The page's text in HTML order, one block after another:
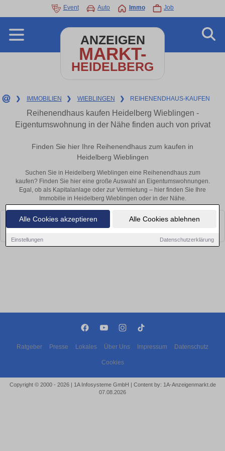
Alle Cookies akzeptieren Alle Cookies ablehnen
Einstellungen Datenschutzerklärung
Event Auto Immo Job
ANZEIGEN
MARKT-
HEIDELBERG
❯ IMMOBILIEN ❯ WIEBLINGEN ❯ REIHENENDHAUS-KAUFEN
Reihenendhaus kaufen Heidelberg Wieblingen -
Eigentumswohnung in der Nähe finden auch von privat
Finden Sie hier Ihre Reihenendhaus zum kaufen in
Heidelberg Wieblingen
Suchen Sie in Heidelberg Wieblingen eine Reihenendhaus zum
kaufen? Finden Sie hier eine große Auswahl an Eigentumswohnungen.
Egal, ob als Kapitalanlage oder zur Vermietung – hier finden Sie Ihre
Immobilie in Heidelberg Wieblingen oder in der Nähe.
Leider konnten wir derzeit keine passenden Objekte finden. Schauen Sie
bald wieder vorbei!
Ratgeber Presse Lokales Über Uns Impressum Datenschutz
Cookies
Copyright © 2000 - 2026 | 1A Infosysteme GmbH | Content by: 1A-Anzeigenmarkt.de
07.08.2026